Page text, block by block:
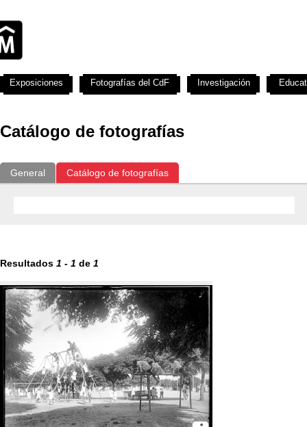
Catálogo de fotografías
General Catálogo de fotografías
Resultados 1 - 1 de 1
Exposiciones Fotografías del CdF Investigación